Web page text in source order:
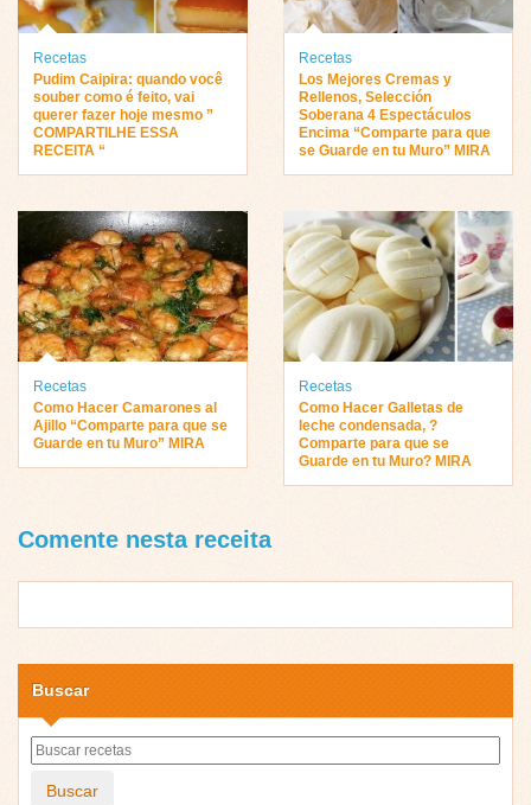
Recetas
Pudim Caipira: quando você
souber como é feito, vai
querer fazer hoje mesmo ”
COMPARTILHE ESSA
RECEITA “
Recetas
Los Mejores Cremas y
Rellenos, Selección
Soberana 4 Espectáculos
Encima “Comparte para que
se Guarde en tu Muro” MIRA
Recetas
Como Hacer Camarones al
Ajillo “Comparte para que se
Guarde en tu Muro” MIRA
Recetas
Como Hacer Galletas de
leche condensada, ?
Comparte para que se
Guarde en tu Muro? MIRA
Comente nesta receita
Buscar
Buscar